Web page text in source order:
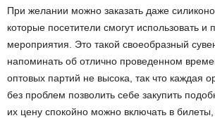
При желании можно заказать даже
которые посетители смогут использовать и
мероприятия. Это такой своеобразный
напоминать об отлично проведенном
оптовых партий не высока, так что каждая
без проблем позволить себе закупить
их цену спокойно можно включать в билеты,